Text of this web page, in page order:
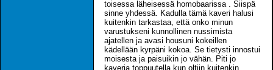
toisessa läheisessä homobaarissa . Siispä
sinne yhdessä. Kadulla tämä kaveri halusi
kuitenkin tarkastaa, että onko minun
varustukseni kunnollinen nussimista
ajatellen ja avasi housuni kokeillen
kädellään kyrpäni kokoa. Se tietysti innostui
moisesta ja paisuikin jo vähän. Piti jo
kaveria toppuutella kun oltiin kuitenkin